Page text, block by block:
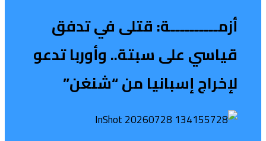
أزمــــــــــة: قتلى في تدفق
قياسي على سبتة.. وأوربا تدعو
لإخراج إسبانيا من “شنغن”